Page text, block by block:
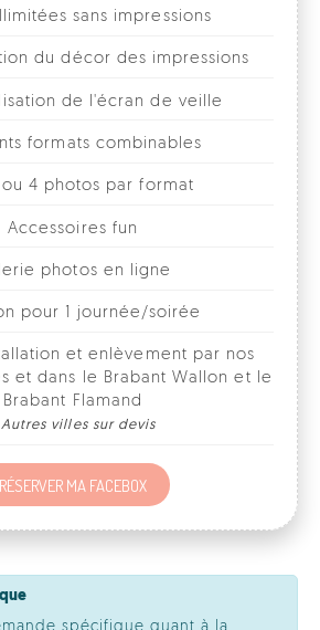
de l'écran de veille
formats combinables
et dans le Brabant Wallon et le
villes sur devis
MA FACEBOX